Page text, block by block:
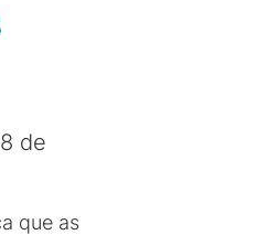
de
que as